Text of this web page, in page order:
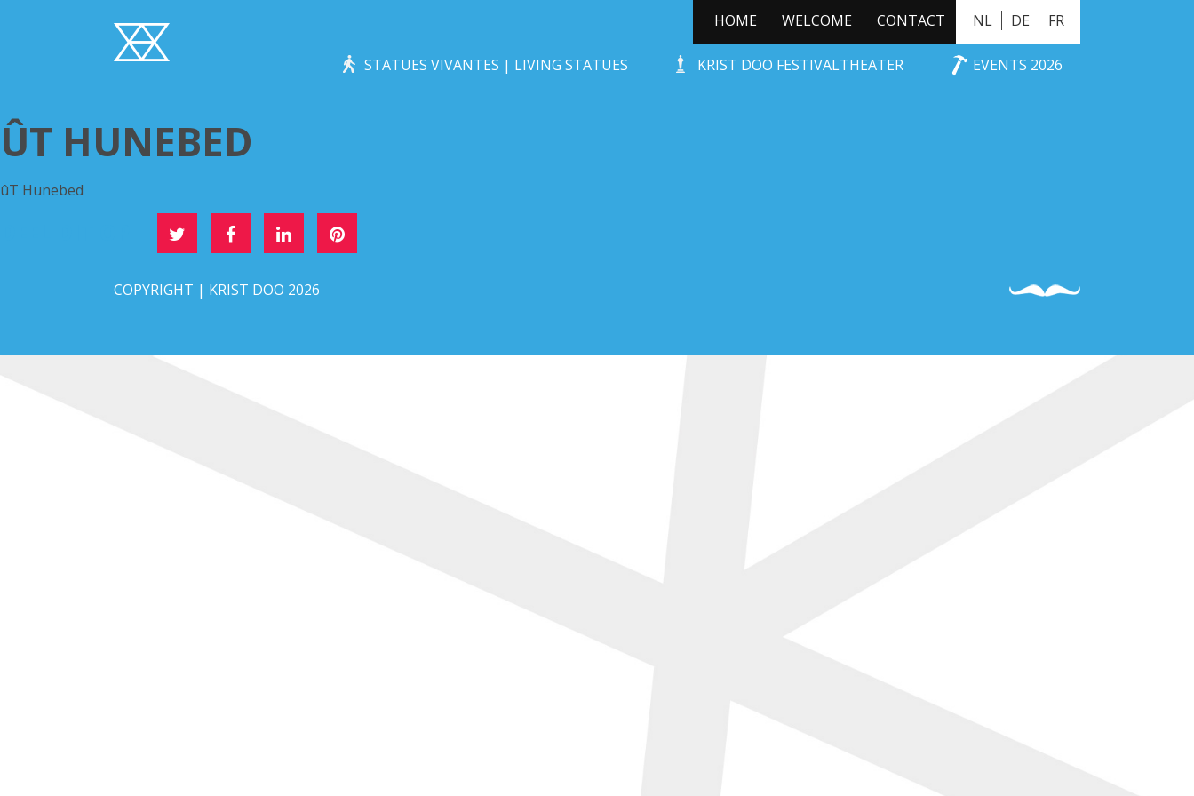
NL DE FR
HOME WELCOME CONTACT
STATUES VIVANTES | LIVING STATUES KRIST DOO FESTIVALTHEATER EVENTS 2026
ÛT HUNEBED
ÛT HUNEBED
ûT Hunebed
COPYRIGHT | KRIST DOO 2026